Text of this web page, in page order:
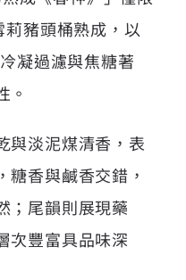
豬頭桶熟成，以
凝過濾與焦糖著
。
與淡泥煤清香，表
香與鹹香交錯，
；尾韻則展現藥
次豐富具品味深